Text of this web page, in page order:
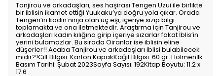
Tanjirou ve arkadaşları, ses haşirası Tengen Uzui ile birlikte
bir iblisin ikamet ettiği Yuukaku’ya doğru yola çıkar. Orada
Tengen’in kadın ninja olan üç eşi, içeriye sızıp bilgi
toplamakta ve ona iletmektedir. Araştırma için Tanjirou ve
arkadaşları kadın kılığına girip içeriye sızarlar fakat İblis’in
yerini bulamazlar. Bu sırada Oiranlar ise iblisin eline
düşerler!! Acaba Tanjirou ve arkadaşları iblisi bulabilecek
midir?!Cilt Bilgisi: Karton KapakKağıt Bilgisi: 60 gr. Holmenİlk
Basım Tarihi: Şubat 2023Sayfa Sayısı: 192Kitap Boyutu: 11.2 x
17.6